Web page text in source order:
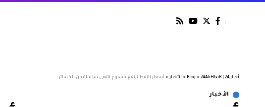
أخبار 24 | 24AkHbaR >
Blog
> الأخبار > أسعار النفط ترتفع بأسبوع لتنهي سلسلة من الخسائر
الأخبار